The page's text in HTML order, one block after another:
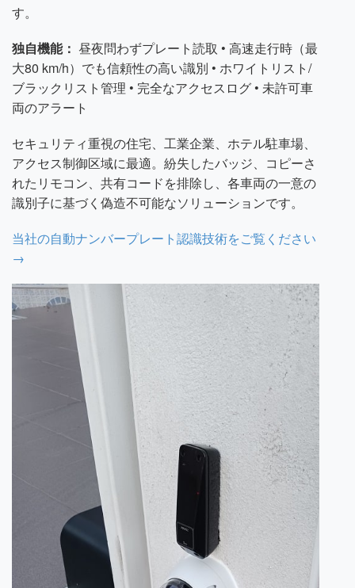
す。
独自機能： 昼夜問わずプレート読取 • 高速走行時（最
大80 km/h）でも信頼性の高い識別 • ホワイトリスト/
ブラックリスト管理 • 完全なアクセスログ • 未許可車
両のアラート
セキュリティ重視の住宅、工業企業、ホテル駐車場、
アクセス制御区域に最適。紛失したバッジ、コピーさ
れたリモコン、共有コードを排除し、各車両の一意の
識別子に基づく偽造不可能なソリューションです。
当社の自動ナンバープレート認識技術をご覧ください
→